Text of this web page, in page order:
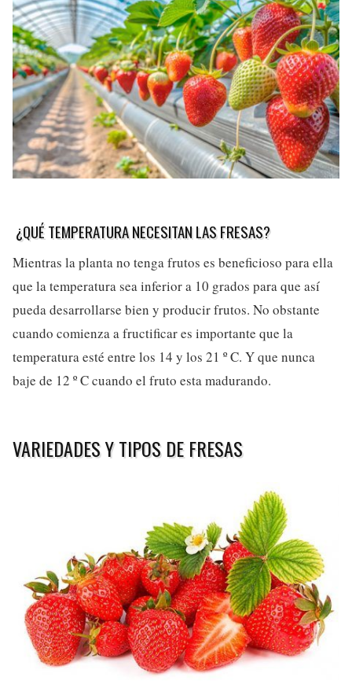
¿QUÉ TEMPERATURA NECESITAN LAS FRESAS?
Mientras la planta no tenga frutos es beneficioso para ella
que la temperatura sea inferior a 10 grados para que así
pueda desarrollarse bien y producir frutos. No obstante
cuando comienza a fructificar es importante que la
temperatura esté entre los 14 y los 21 º C. Y que nunca
baje de 12 º C cuando el fruto esta madurando.
VARIEDADES Y TIPOS DE FRESAS